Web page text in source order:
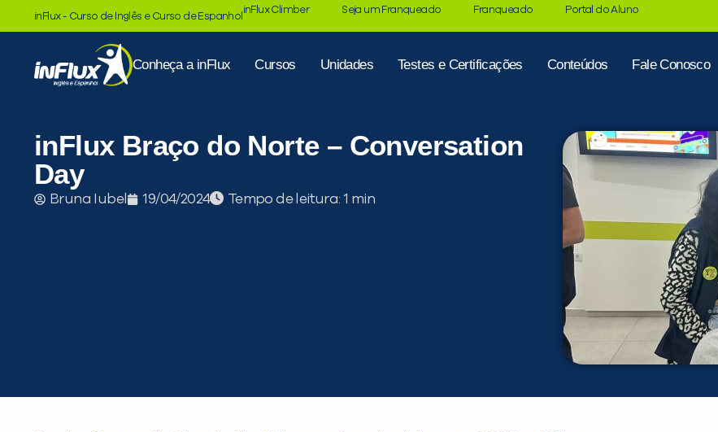
inFlux - Curso de Inglês e Curso de Espanhol
inFlux Climber Seja um Franqueado Franqueado Portal do Aluno
Conheça a inFlux Cursos Unidades Testes e Certificações Conteúdos Fale Conosco
inFlux Braço do Norte – Conversation
Day
Bruna Iubel 19/04/2024 Tempo de leitura: